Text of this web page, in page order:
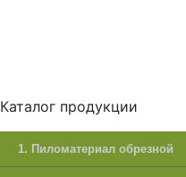
Каталог продукции
1. Пиломатериал обрезной